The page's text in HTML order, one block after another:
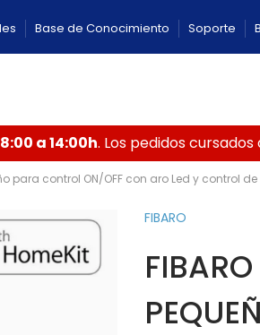
Base de Conocimiento Soporte
a 14:00h. Los pedidos
control ON/OFF con aro Led y control de
FIBARO